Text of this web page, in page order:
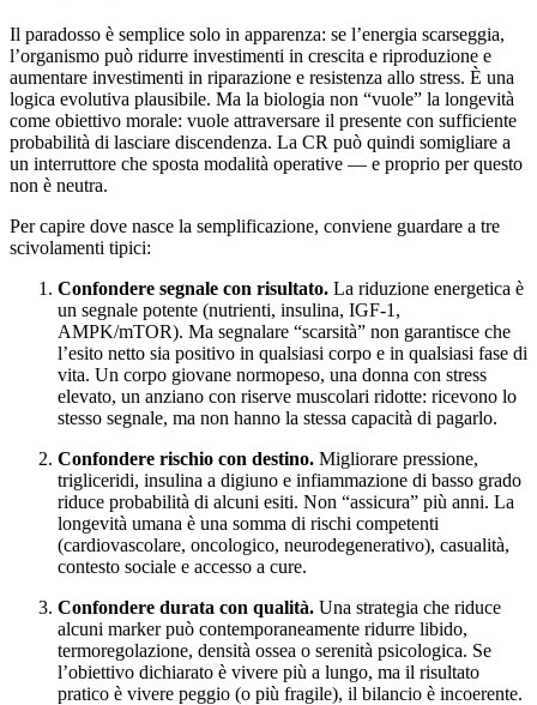
Il paradosso è semplice solo in apparenza: se l’energia scarseggia,
l’organismo può ridurre investimenti in crescita e riproduzione e
aumentare investimenti in riparazione e resistenza allo stress. È una
logica evolutiva plausibile. Ma la biologia non “vuole” la longevità
come obiettivo morale: vuole attraversare il presente con sufficiente
probabilità di lasciare discendenza. La CR può quindi somigliare a
un interruttore che sposta modalità operative — e proprio per questo
non è neutra.
Per capire dove nasce la semplificazione, conviene guardare a tre
scivolamenti tipici:
Confondere segnale con risultato. La riduzione energetica è
un segnale potente (nutrienti, insulina, IGF-1,
AMPK/mTOR). Ma segnalare “scarsità” non garantisce che
l’esito netto sia positivo in qualsiasi corpo e in qualsiasi fase di
vita. Un corpo giovane normopeso, una donna con stress
elevato, un anziano con riserve muscolari ridotte: ricevono lo
stesso segnale, ma non hanno la stessa capacità di pagarlo.
Confondere rischio con destino. Migliorare pressione,
trigliceridi, insulina a digiuno e infiammazione di basso grado
riduce probabilità di alcuni esiti. Non “assicura” più anni. La
longevità umana è una somma di rischi competenti
(cardiovascolare, oncologico, neurodegenerativo), casualità,
contesto sociale e accesso a cure.
Confondere durata con qualità. Una strategia che riduce
alcuni marker può contemporaneamente ridurre libido,
termoregolazione, densità ossea o serenità psicologica. Se
l’obiettivo dichiarato è vivere più a lungo, ma il risultato
pratico è vivere peggio (o più fragile), il bilancio è incoerente.